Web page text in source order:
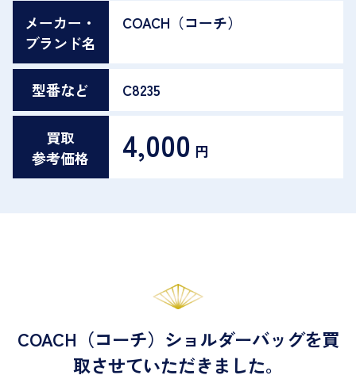
メーカー・
ブランド名
COACH（コーチ）
型番など C8235
買取
参考価格
4,000 円
COACH（コーチ）ショルダーバッグを買
取させていただきました。